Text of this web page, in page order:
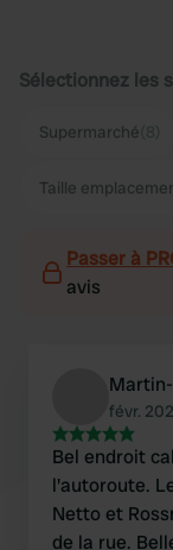
Sélectionnez les
Supermarché
Taille
Passer à
avis
févr.
Bel endroit
l'autoroute.
Netto et
de la rue.